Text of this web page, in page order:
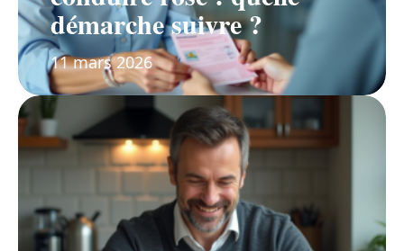
démarche suivre ?
11 mars 2026